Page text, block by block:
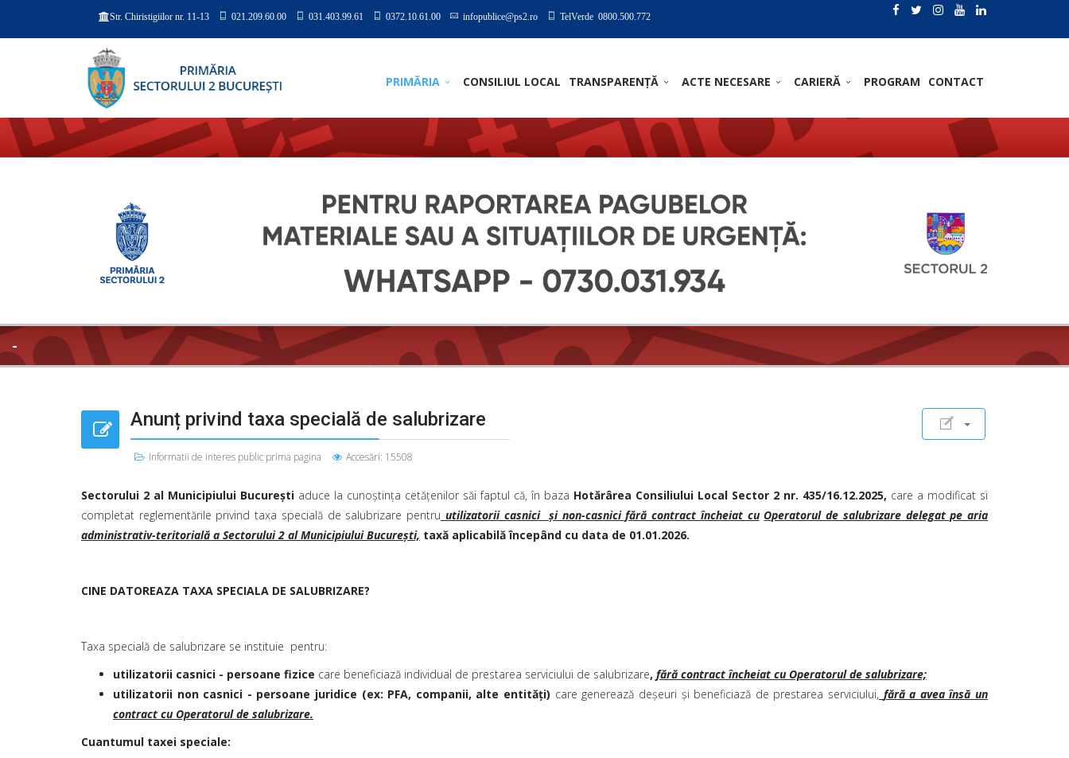
Str. Chiristigiilor nr. 11-13 021.209.60.00 031.403.99.61 0372.10.61.00 infopublice@ps2.ro TelVerde 0800.500.772
PRIMĂRIA CONSILIUL LOCAL TRANSPARENȚĂ ACTE NECESARE CARIERĂ PROGRAM CONTACT
.
Prin această inițiativă, asociațiile de
cartier. Aproximativ 50% din
Link formular de înscriere:
Împreună reducem cantitatea de
Anunț privind taxa specială de salubrizare
Informatii de interes public prima pagina Accesări: 15508
Sectorului 2 al Municipiului București aduce la cunoștința cetățenilor săi faptul că, în baza Hotărârea Consiliului Local Sector 2 nr. 435/16.12.2025, care a modificat si
completat reglementările privind taxa specială de salubrizare pentru utilizatorii casnici și non-casnici fără contract încheiat cu Operatorul de salubrizare delegat pe aria
administrativ-teritorială a Sectorului 2 al Municipiului București, taxă aplicabilă începând cu data de 01.01.2026.
CINE DATOREAZA TAXA SPECIALA DE SALUBRIZARE?
Taxa specială de salubrizare se instituie pentru:
utilizatorii casnici - persoane fizice care beneficiază individual de prestarea serviciului de salubrizare, fără contract încheiat cu Operatorul de salubrizare;
utilizatorii non casnici - persoane juridice (ex: PFA, companii, alte entități) care generează deșeuri și beneficiază de prestarea serviciului, fără a avea însă un
contract cu Operatorul de salubrizare.
Cuantumul taxei speciale: